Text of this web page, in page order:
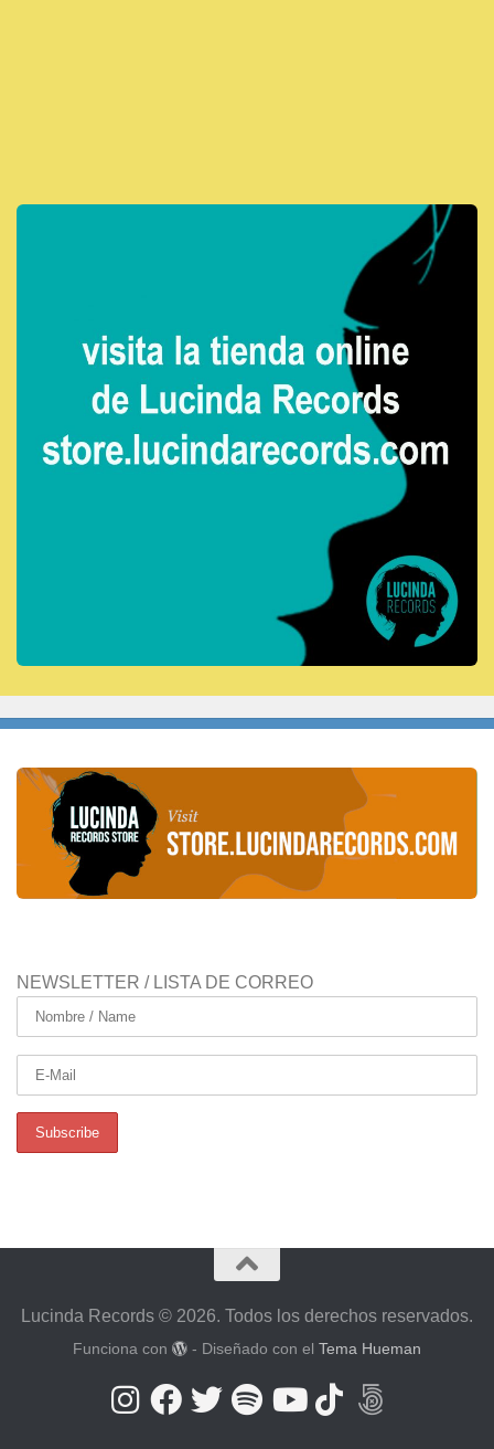
NEWSLETTER / LISTA DE CORREO
Lucinda Records © 2026. Todos los derechos reservados.
Funciona con - Diseñado con el Tema Hueman